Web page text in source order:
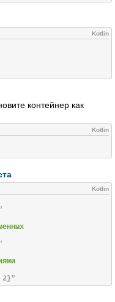
Kotlin
контейнер как
Kotlin
Kotlin
2}"